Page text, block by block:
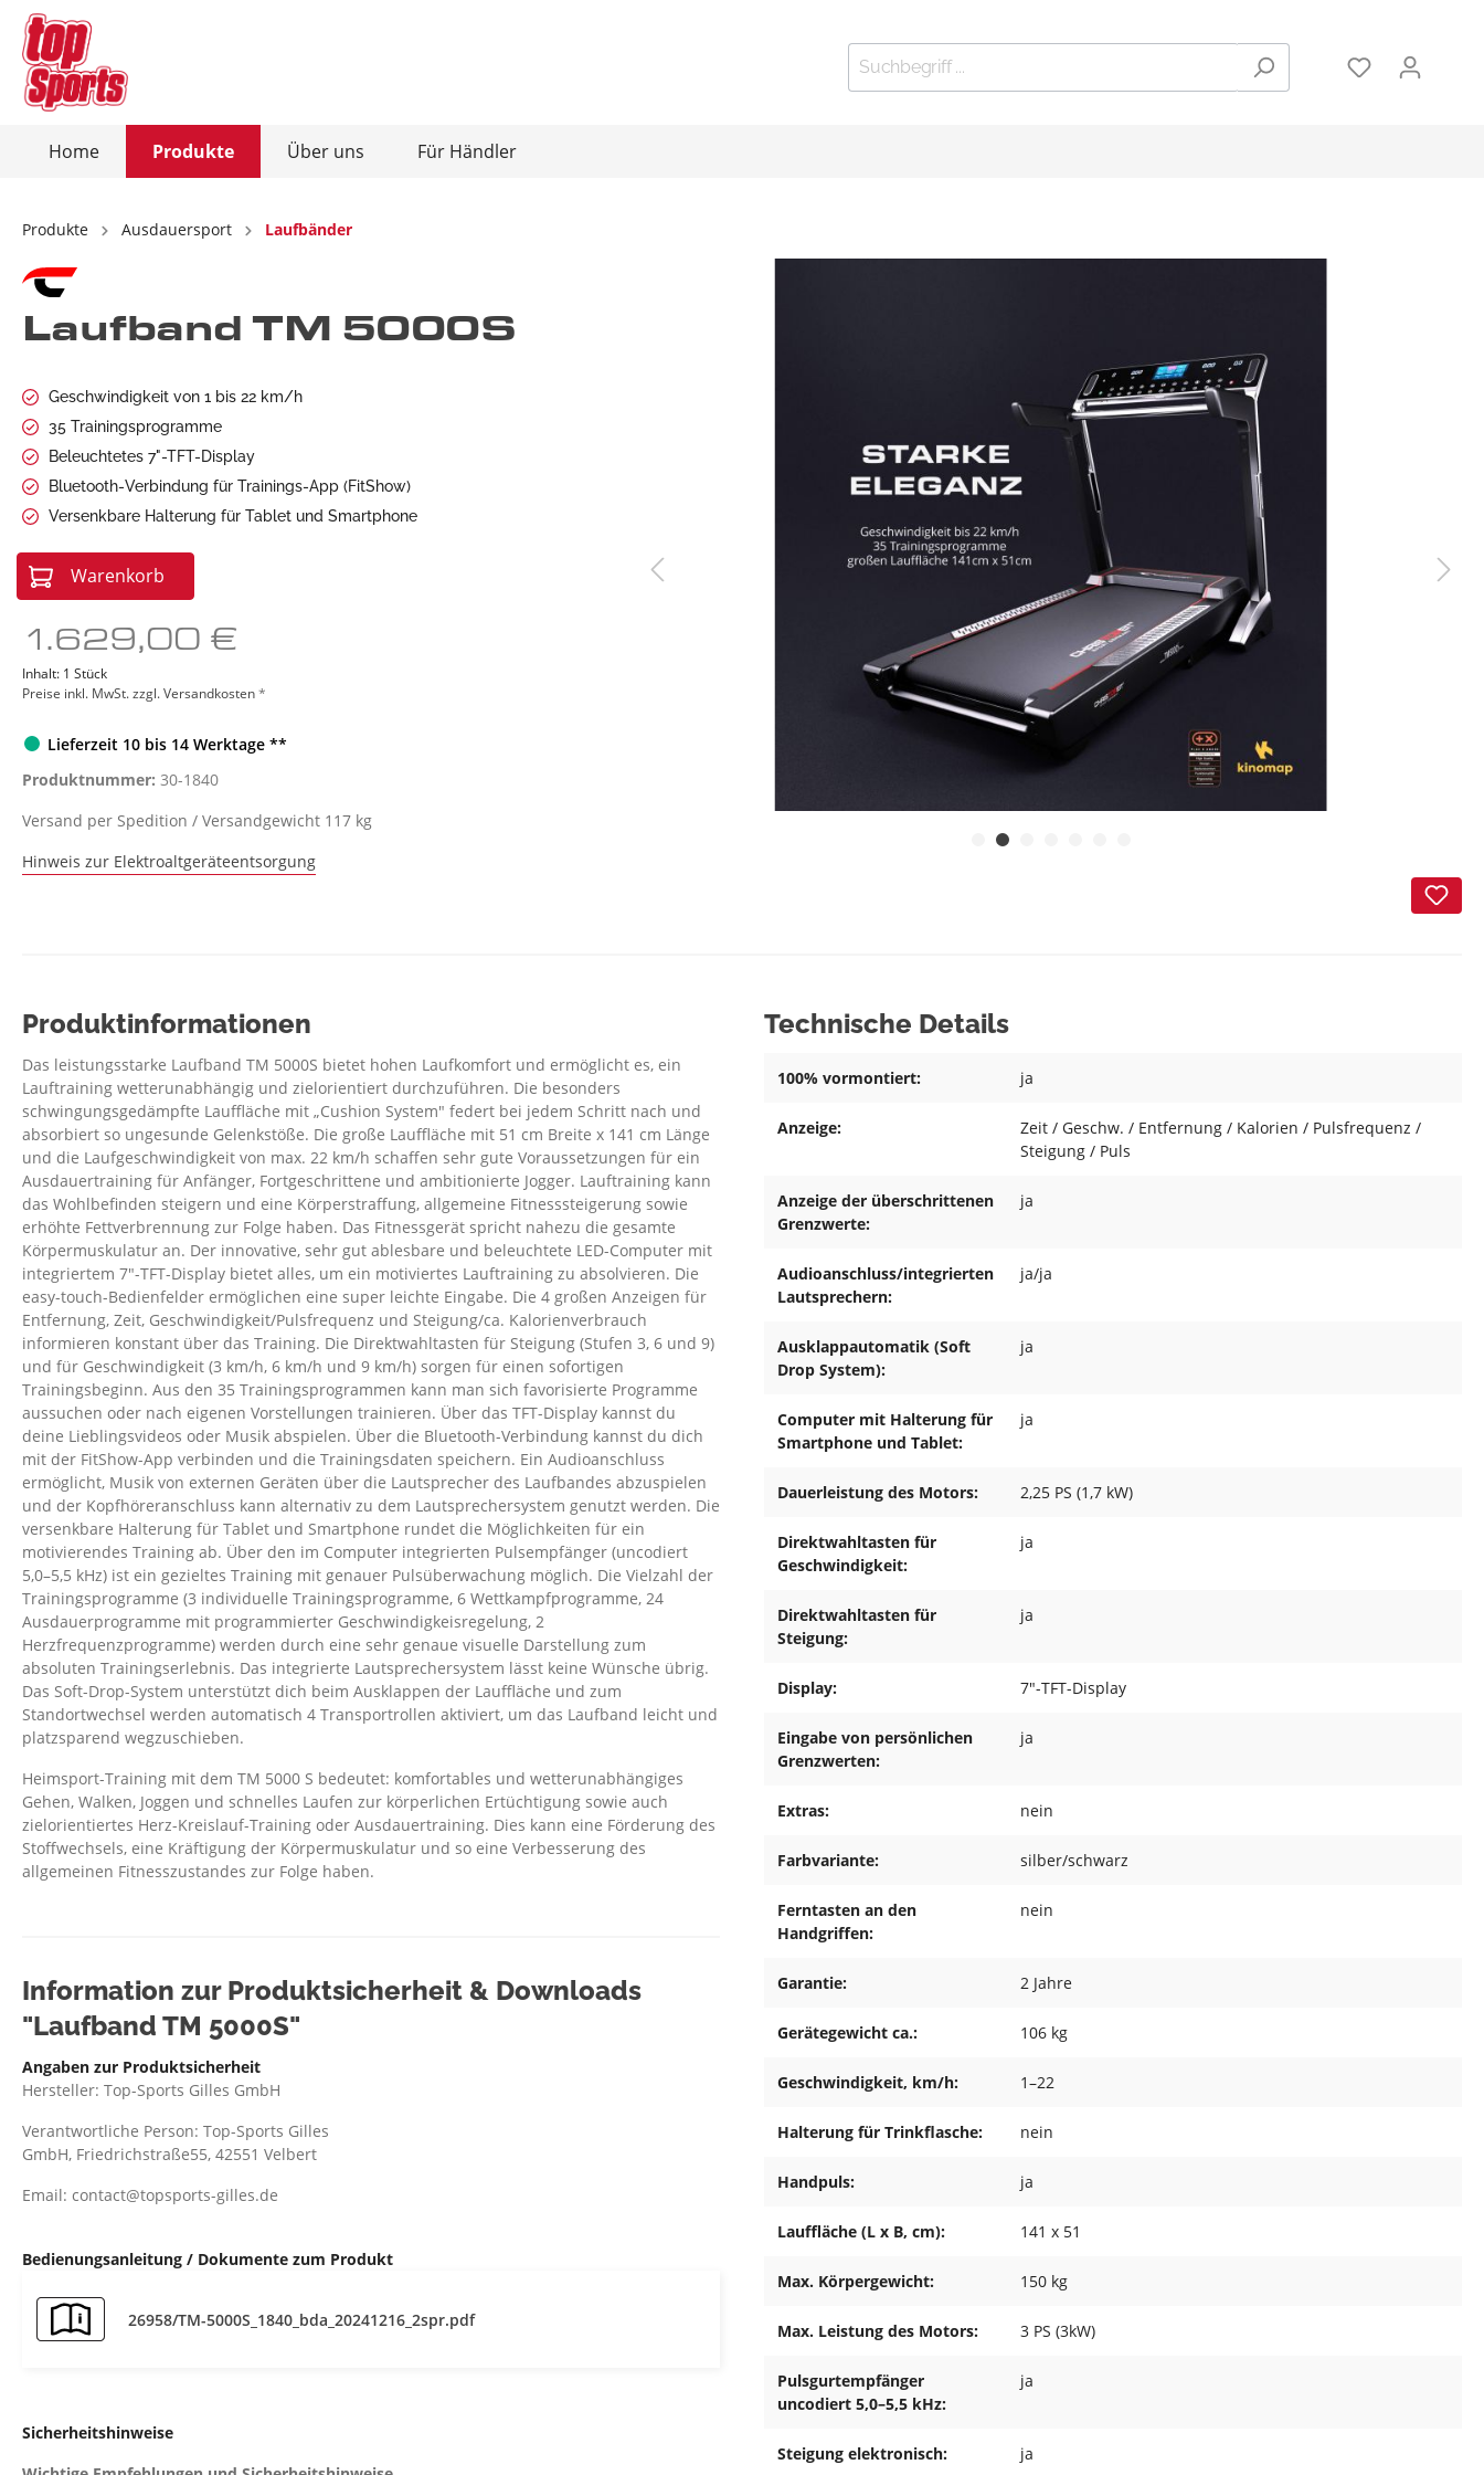
Home Produkte Über uns Für Händler
Zur Kategorie Produkte
Ausdauersport
Heimtrainer / Ergometer
Laufbänder
Rudergeräte
Vibrationsplatten
Sonstige Geräte
Kraft Stationen
Pulsmessung
Bodenschutzmatten
Zur Kategorie Über uns
Christopeit-Connect-App
Produkte Ausdauersport Laufbänder
Laufband TM 5000S
Geschwindigkeit von 1 bis 22 km/h
35 Trainingsprogramme
Beleuchtetes 7"-TFT-Display
Bluetooth-Verbindung für Trainings-App (FitShow)
Versenkbare Halterung für Tablet und Smartphone
Warenkorb
1.629,00 €
Inhalt: 1 Stück
Preise inkl. MwSt. zzgl. Versandkosten*
Lieferzeit 10 bis 14 Werktage **
Produktnummer: 30-1840
Versand per Spedition / Versandgewicht 117 kg
Hinweis zur Elektroaltgeräteentsorgung
Produktinformationen
Das leistungsstarke Laufband TM 5000S bietet hohen Laufkomfort und ermöglicht es, ein
Lauftraining wetterunabhängig und zielorientiert durchzuführen. Die besonders
schwingungsgedämpfte Lauffläche mit „Cushion System" federt bei jedem Schritt nach und
absorbiert so ungesunde Gelenkstöße. Die große Lauffläche mit 51 cm Breite x 141 cm Länge
und die Laufgeschwindigkeit von max. 22 km/h schaffen sehr gute Voraussetzungen für ein
Ausdauertraining für Anfänger, Fortgeschrittene und ambitionierte Jogger. Lauftraining kann
das Wohlbefinden steigern und eine Körperstraffung, allgemeine Fitnesssteigerung sowie
erhöhte Fettverbrennung zur Folge haben. Das Fitnessgerät spricht nahezu die gesamte
Körpermuskulatur an. Der innovative, sehr gut ablesbare und beleuchtete LED-Computer mit
integriertem 7"-TFT-Display bietet alles, um ein motiviertes Lauftraining zu absolvieren. Die
easy-touch-Bedienfelder ermöglichen eine super leichte Eingabe. Die 4 großen Anzeigen für
Entfernung, Zeit, Geschwindigkeit/Pulsfrequenz und Steigung/ca. Kalorienverbrauch
informieren konstant über das Training. Die Direktwahltasten für Steigung (Stufen 3, 6 und 9)
und für Geschwindigkeit (3 km/h, 6 km/h und 9 km/h) sorgen für einen sofortigen
Trainingsbeginn. Aus den 35 Trainingsprogrammen kann man sich favorisierte Programme
aussuchen oder nach eigenen Vorstellungen trainieren. Über das TFT-Display kannst du
deine Lieblingsvideos oder Musik abspielen. Über die Bluetooth-Verbindung kannst du dich
mit der FitShow-App verbinden und die Trainingsdaten speichern. Ein Audioanschluss
ermöglicht, Musik von externen Geräten über die Lautsprecher des Laufbandes abzuspielen
und der Kopfhöreranschluss kann alternativ zu dem Lautsprechersystem genutzt werden. Die
versenkbare Halterung für Tablet und Smartphone rundet die Möglichkeiten für ein
motivierendes Training ab. Über den im Computer integrierten Pulsempfänger (uncodiert
5,0–5,5 kHz) ist ein gezieltes Training mit genauer Pulsüberwachung möglich. Die Vielzahl der
Trainingsprogramme (3 individuelle Trainingsprogramme, 6 Wettkampfprogramme, 24
Ausdauerprogramme mit programmierter Geschwindigkeisregelung, 2
Herzfrequenzprogramme) werden durch eine sehr genaue visuelle Darstellung zum
absoluten Trainingserlebnis. Das integrierte Lautsprechersystem lässt keine Wünsche übrig.
Das Soft-Drop-System unterstützt dich beim Ausklappen der Lauffläche und zum
Standortwechsel werden automatisch 4 Transportrollen aktiviert, um das Laufband leicht und
platzsparend wegzuschieben.
Heimsport-Training mit dem TM 5000 S bedeutet: komfortables und wetterunabhängiges
Gehen, Walken, Joggen und schnelles Laufen zur körperlichen Ertüchtigung sowie auch
zielorientiertes Herz-Kreislauf-Training oder Ausdauertraining. Dies kann eine Förderung des
Stoffwechsels, eine Kräftigung der Körpermuskulatur und so eine Verbesserung des
allgemeinen Fitnesszustandes zur Folge haben.
Information zur Produktsicherheit & Downloads
"Laufband TM 5000S"
Angaben zur Produktsicherheit
Hersteller: Top-Sports Gilles GmbH
Verantwortliche Person: Top-Sports Gilles
GmbH, Friedrichstraße55, 42551 Velbert
Email: contact@topsports-gilles.de
Bedienungsanleitung / Dokumente zum Produkt
26958/TM-5000S_1840_bda_20241216_2spr.pdf
Sicherheitshinweise
Technische Details
100% vormontiert: ja
Anzeige:
Zeit / Geschw. / Entfernung / Kalorien / Pulsfrequenz /
Steigung / Puls
Anzeige der überschrittenen
Grenzwerte:
ja
Audioanschluss/integrierten
Lautsprechern:
ja/ja
Ausklappautomatik (Soft
Drop System):
ja
Computer mit Halterung für
Smartphone und Tablet:
ja
Dauerleistung des Motors: 2,25 PS (1,7 kW)
Direktwahltasten für
Geschwindigkeit:
ja
Direktwahltasten für
Steigung:
ja
Display: 7"-TFT-Display
Eingabe von persönlichen
Grenzwerten:
ja
Extras: nein
Farbvariante: silber/schwarz
Ferntasten an den
Handgriffen:
nein
Garantie: 2 Jahre
Gerätegewicht ca.: 106 kg
Geschwindigkeit, km/h: 1–22
Halterung für Trinkflasche: nein
Handpuls: ja
Lauffläche (L x B, cm): 141 x 51
Max. Körpergewicht: 150 kg
Max. Leistung des Motors: 3 PS (3kW)
Pulsgurtempfänger
uncodiert 5,0–5,5 kHz:
ja
Steigung elektronisch: ja